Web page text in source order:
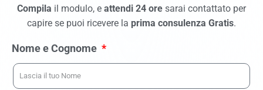
Compila il modulo, e attendi 24 ore sarai contattato per
capire se puoi ricevere la prima consulenza Gratis.
Nome e Cognome